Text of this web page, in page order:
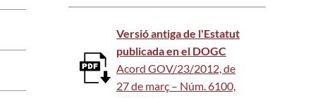
Versió antiga de l'Estatut
publicada en el DOGC
Acord GOV/23/2012, de
27 de març – Núm. 6100,